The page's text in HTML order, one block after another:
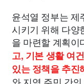
윤석열 정부는 제
시키기 위해 다양
을 마련할 계획
고, 기본 생활 여
있는 정책을 추진